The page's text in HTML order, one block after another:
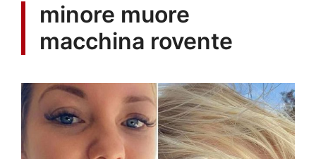
minore muore
macchina rovente